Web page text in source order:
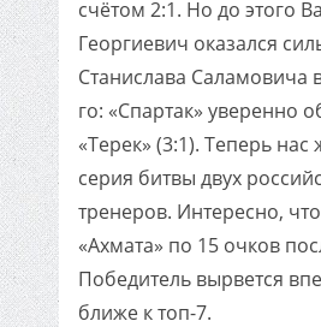
счётом 2:1. Но до этого
Георгиевич оказался
Станислава Саламовича
го: «Спартак» уверенно
«Терек» (3:1). Теперь нас
серия битвы двух
тренеров. Интересно,
«Ахмата» по 15 очков
Победитель вырвется
ближе к топ-7.